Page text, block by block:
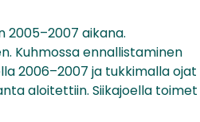
aikana.
Kuhmossa ennallistaminen
2006–2007 ja tukkimalla ojat
aloitettiin. Siikajoella toimet